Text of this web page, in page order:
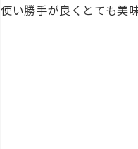
使い勝手が良くとても美